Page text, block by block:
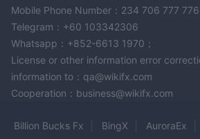
Mobile Phone Number：234 706 777
Telegram：+60 103342306
Whatsapp：+852-6613 1970；
License or other information error
information to：qa@wikifx.com
Cooperation：business@wikifx.com
Billion Bucks Fx BingX AuroraEx